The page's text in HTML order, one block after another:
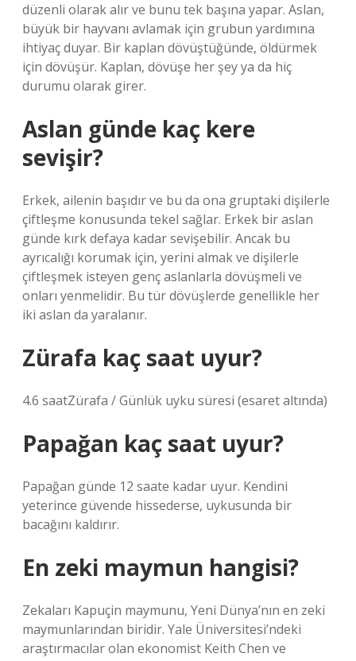
düzenli olarak alır ve bunu tek başına yapar. Aslan,
büyük bir hayvanı avlamak için grubun yardımına
ihtiyaç duyar. Bir kaplan dövüştüğünde, öldürmek
için dövüşür. Kaplan, dövüşe her şey ya da hiç
durumu olarak girer.
Aslan günde kaç kere
sevişir?
Erkek, ailenin başıdır ve bu da ona gruptaki dişilerle
çiftleşme konusunda tekel sağlar. Erkek bir aslan
günde kırk defaya kadar sevişebilir. Ancak bu
ayrıcalığı korumak için, yerini almak ve dişilerle
çiftleşmek isteyen genç aslanlarla dövüşmeli ve
onları yenmelidir. Bu tür dövüşlerde genellikle her
iki aslan da yaralanır.
Zürafa kaç saat uyur?
4.6 saatZürafa / Günlük uyku süresi (esaret altında)
Papağan kaç saat uyur?
Papağan günde 12 saate kadar uyur. Kendini
yeterince güvende hissederse, uykusunda bir
bacağını kaldırır.
En zeki maymun hangisi?
Zekaları Kapuçin maymunu, Yeni Dünya’nın en zeki
maymunlarından biridir. Yale Üniversitesi’ndeki
araştırmacılar olan ekonomist Keith Chen ve